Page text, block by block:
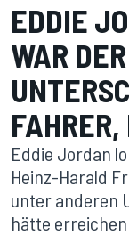
EDDIE
WAR DER
Eddie Jordan
Heinz-Harald
unter anderen
hätte